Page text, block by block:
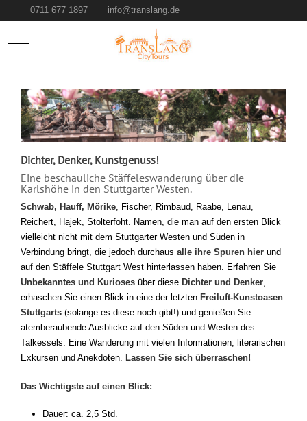
0711 677 1897 info@translang.de
Mobile Menu Toggle
Dichter, Denker, Kunstgenuss!
Eine beschauliche Stäffeleswanderung über die
Karlshöhe in den Stuttgarter Westen.
Schwab, Hauff, Mörike, Fischer, Rimbaud, Raabe, Lenau,
Reichert, Hajek, Stolterfoht. Namen, die man auf den ersten Blick
vielleicht nicht mit dem Stuttgarter Westen und Süden in
Verbindung bringt, die jedoch durchaus alle ihre Spuren hier und
auf den Stäffele Stuttgart West hinterlassen haben. Erfahren Sie
Unbekanntes und Kurioses über diese Dichter und Denker,
erhaschen Sie einen Blick in eine der letzten Freiluft-Kunstoasen
Stuttgarts (solange es diese noch gibt!) und genießen Sie
atemberaubende Ausblicke auf den Süden und Westen des
Talkessels. Eine Wanderung mit vielen Informationen, literarischen
Exkursen und Anekdoten. Lassen Sie sich überraschen!
Das Wichtigste auf einen Blick:
Dauer: ca. 2,5 Std.